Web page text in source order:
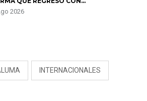
FIGUEROA: “EL AMOR
2026
INTERNACIONALES